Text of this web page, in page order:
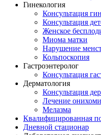
Гинекология
Консультация
Консультация
Женское
Миома матки
Нарушение
Кольпоскопия
Гастроэнтеролог
Консультация
Дерматология
Консультация
Лечение
Мелазма
Квалифицированная
Дневной стационар